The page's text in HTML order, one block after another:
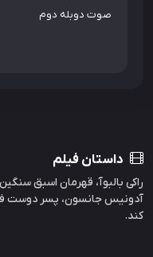
صوت دوبله دوم
داستان فیلم
راکی بالبوآ، قهرمان اسبق
آدونیس جانسون، پسر دوست
کند.